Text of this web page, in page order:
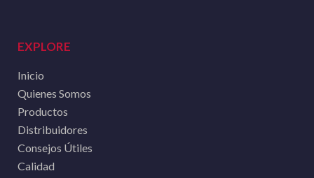
EXPLORE
Inicio
Quienes Somos
Productos
Distribuidores
Consejos Útiles
Calidad